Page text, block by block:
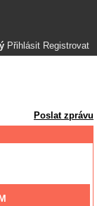
Přihlásit Registrovat
Poslat zprávu